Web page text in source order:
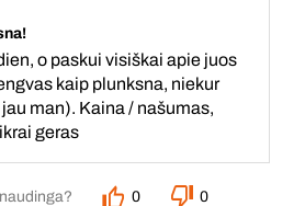
o paskui visiškai apie juos
kaip plunksna, niekur
man). Kaina / našumas,
geras
0 0